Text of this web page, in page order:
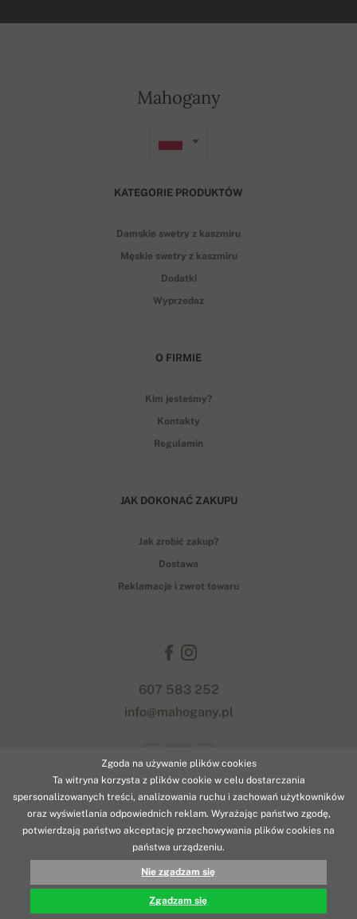
1 070.14 zł
Mahogany
KATEGORIE PRODUKTÓW
Damskie swetry z kaszmiru
Męskie swetry z kaszmiru
Dodatki
Wyprzedaz
O FIRMIE
Kim jesteśmy?
Kontakty
Regulamin
JAK DOKONAĆ ZAKUPU
Jak zrobić zakup?
Dostawa
Reklamacje i zwrot towaru
607 583 252
info@mahogany.pl
© 2026 www.mahogany.pl
bynaum. | Powered by
Zgoda na używanie plików cookies
Ta witryna korzysta z plików cookie w celu dostarczania
spersonalizowanych treści, analizowania ruchu i zachowań użytkowników
oraz wyświetlania odpowiednich reklam. Wyrażając państwo zgodę,
potwierdzają państwo akceptację przechowywania plików cookies na
państwa urządzeniu.
Nie zgadzam się
Zgadzam się